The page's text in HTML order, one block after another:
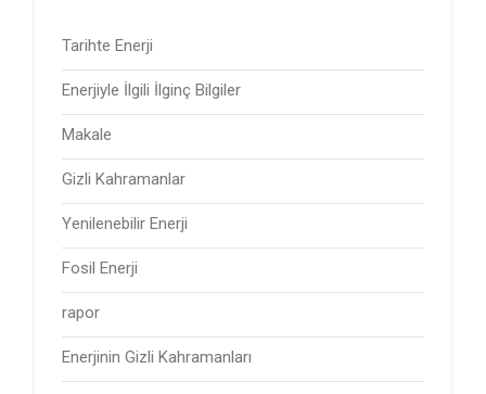
Tarihte Enerji
Enerjiyle İlgili İlginç Bilgiler
Makale
Gizli Kahramanlar
Yenilenebilir Enerji
Fosil Enerji
rapor
Enerjinin Gizli Kahramanları